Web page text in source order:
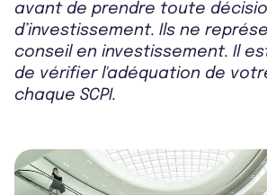
avant de prendre toute
d’investissement. Ils ne
conseil en investissement. Il
de vérifier l'adéquation de
chaque SCPI.